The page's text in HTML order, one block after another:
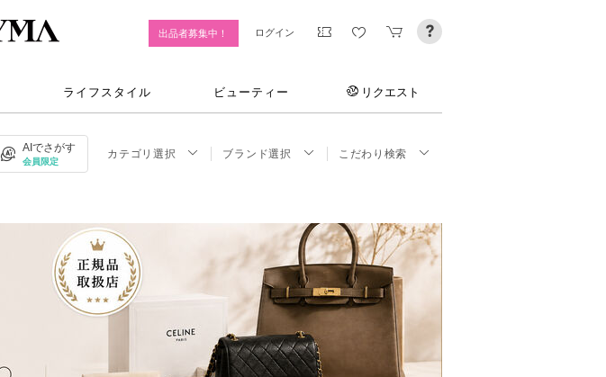
出品者募集中！ ログイン
ライフスタイル ビューティー リクエスト
AIでさがす
会員限定
カテゴリ選択 ブランド選択 こだわり検索